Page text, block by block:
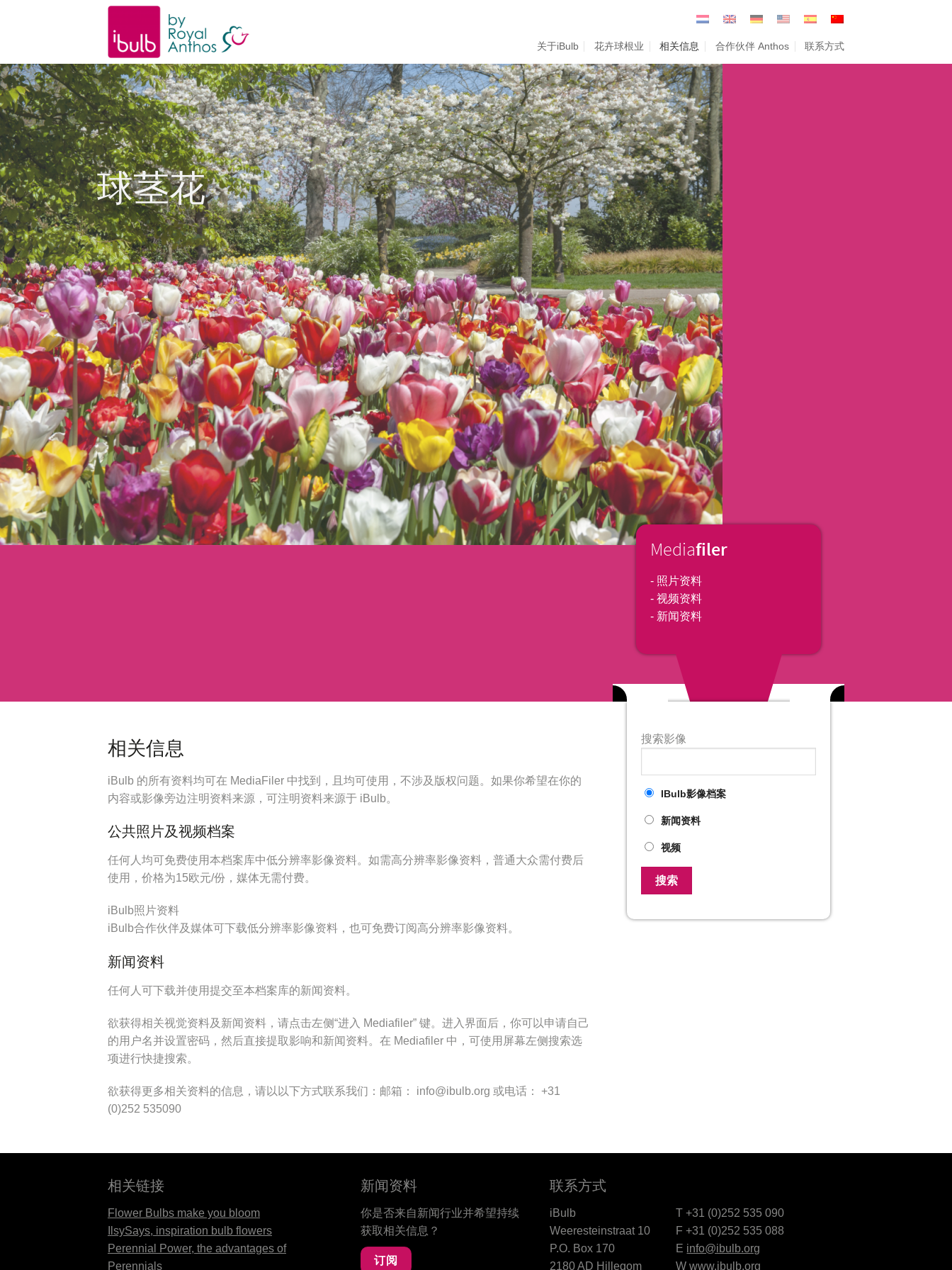
容
关于iBulb 花卉球根业 相关信息 合作伙伴 Anthos 联系方式
球茎花
球茎花
球茎花
球茎花
球茎花
球茎花
球茎花
球茎花
球茎花
球茎花
球茎花
球茎花
球茎花
球茎花
球茎花
球茎花
球茎花
球茎花
球茎花
球茎花
球茎花
球茎花
相关信息
iBulb 的所有资料均可在 MediaFiler 中找到，且均可使用，不涉及版权问题。如果你希望在你的
内容或影像旁边注明资料来源，可注明资料来源于 iBulb。
公共照片及视频档案
任何人均可免费使用本档案库中低分辨率影像资料。如需高分辨率影像资料，普通大众需付费后
使用，价格为15欧元/份，媒体无需付费。
iBulb照片资料
iBulb合作伙伴及媒体可下载低分辨率影像资料，也可免费订阅高分辨率影像资料。
新闻资料
任何人可下载并使用提交至本档案库的新闻资料。
欲获得相关视觉资料及新闻资料，请点击左侧“进入 Mediafiler” 键。进入界面后，你可以申请自己
的用户名并设置密码，然后直接提取影响和新闻资料。在 Mediafiler 中，可使用屏幕左侧搜索选
项进行快捷搜索。
欲获得更多相关资料的信息，请以以下方式联系我们：邮箱： info@ibulb.org 或电话： +31
(0)252 535090
Mediafiler
- 照片资料
- 视频资料
- 新闻资料
搜索影像
IBulb影像档案
新闻资料
视频
相关链接
Flower Bulbs make you bloom
IlsySays, inspiration bulb flowers
Perennial Power, the advantages of
Perennials
新闻资料
你是否来自新闻行业并希望持续
获取相关信息？
订阅
联系方式
iBulb
Weeresteinstraat 10
P.O. Box 170
2180 AD Hillegom
T +31 (0)252 535 090
F +31 (0)252 535 088
E info@ibulb.org
Wwww.ibulb.org